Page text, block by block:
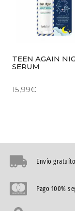
TEEN AGAIN
SERUM
15,99€
Envío
Pago 100%